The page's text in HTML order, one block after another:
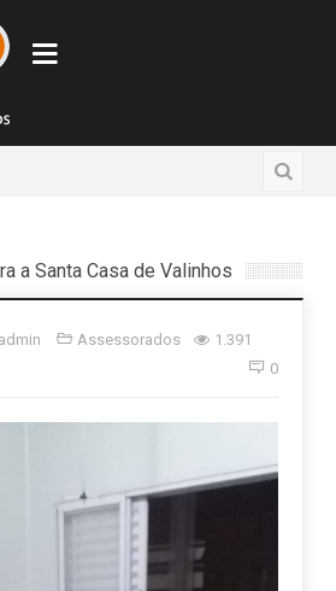
a Santa Casa de Valinhos
admin Assessorados
1.391
0